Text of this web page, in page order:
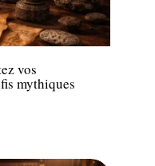
vos
mythiques